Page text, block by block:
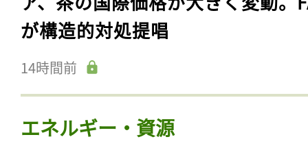
が構造的対処提唱
14時間前
エネルギー・資源